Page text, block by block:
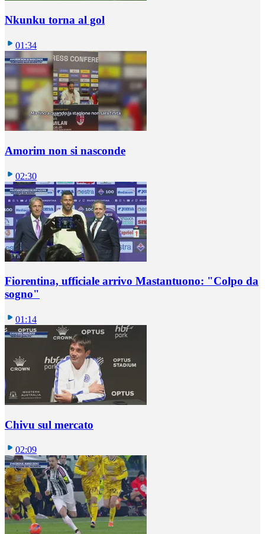
Nkunku torna al gol
01:34
Amorim non si nasconde
02:30
Fiorentina, ufficiale arrivo Mastantuono: "Colpo da
sogno"
01:14
Chivu sul mercato
02:09